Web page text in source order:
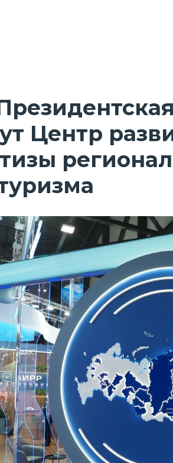
Центр